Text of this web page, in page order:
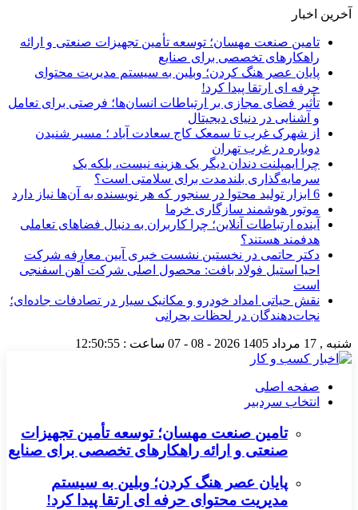
آخرین اخبار
تامین صنعت مهسان؛ توسعه تأمین تجهیزات صنعتی و ارائه
راهکارهای تخصصی برای صنایع
پایان عصر هنگ کردن؛ وبلین به سیستم مدیریت محتوای
حرفه ای ارتقا پیدا کرد!
تأثیر فضای مجازی بر ارتباطات انسان‌ها؛ فرصتی برای تعامل
و آشنایی در دنیای دیجیتال
از شهرک غرب تا سمعک کاج سعادت آباد ؛ مسیر شنیدن
دوباره در غرب تهران
چرا ایمپلنت دندان دیگر یک هزینه نیست، بلکه یک
سرمایه‌گذاری بلندمدت برای سلامتی است؟
6 ابزار تولید محتوا در سنجور که هر نویسنده به آن‌ها نیاز دارد
موتور هوشمند سازگاری خرما
آینده ارتباطات آنلاین؛ چرا کاربران به دنبال فضاهای تعاملی
هدفمند هستند؟
دکتر حاتمی در نخستین نشست خبری آیین معارفه شرکت
احیا استیل فولاد بافت: محصول اصلی شرکت آهن اسفنجی
است
نقش حیاتی امداد خودرو و مکانیک سیار در تصادفات جاده‌ای؛
نجات‌دهندگان در لحظات بحرانی
شنبه , 17 مرداد 1405 2026 - 08 - 07 ساعت : 12:50:56
صفحه اصلی
انتخاب سردبیر
تامین صنعت مهسان؛ توسعه تأمین تجهیزات
صنعتی و ارائه راهکارهای تخصصی برای صنایع
پایان عصر هنگ کردن؛ وبلین به سیستم
مدیریت محتوای حرفه ای ارتقا پیدا کرد!